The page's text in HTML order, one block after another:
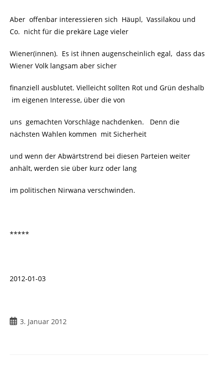
Aber offenbar interessieren sich Häupl, Vassilakou und
Co. nicht für die prekäre Lage vieler
Wiener(innen). Es ist ihnen augenscheinlich egal, dass das
Wiener Volk langsam aber sicher
finanziell ausblutet. Vielleicht sollten Rot und Grün deshalb
im eigenen Interesse, über die von
uns gemachten Vorschläge nachdenken. Denn die
nächsten Wahlen kommen mit Sicherheit
und wenn der Abwärtstrend bei diesen Parteien weiter
anhält, werden sie über kurz oder lang
im politischen Nirwana verschwinden.
*****
2012-01-03
3. Januar 2012